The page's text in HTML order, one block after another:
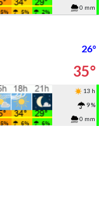
0 mm
26°
35°
13 h
9 %
0 mm